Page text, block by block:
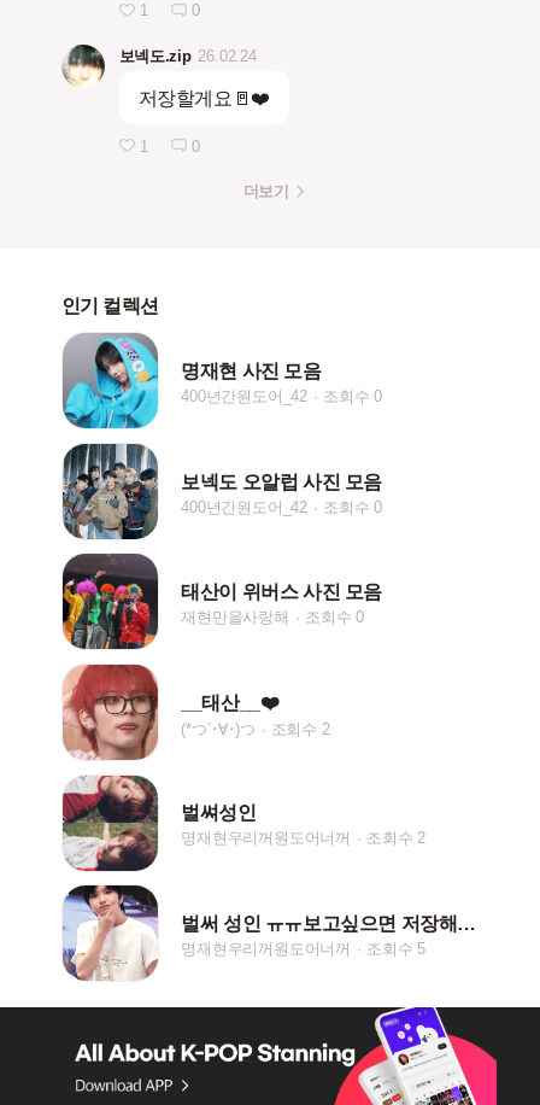
1 0
보넥도.zip 26.02.24
저장할게요🚪❤️
1 0
더보기
인기 컬렉션
명재현 사진 모음
400년간원도어_42 조회수 0
보넥도 오알럽 사진 모음
400년간원도어_42 조회수 0
태산이 위버스 사진 모음
재현만을사랑해 조회수 0
__태산__❤️
(*つ´･∀･)つ 조회수 2
벌쎠성인
명재현우리꺼원도어너꺼 조회수 2
벌써 성인 ㅠㅠ보고싶으면 저장해요 댓글로 부탁해요
명재현우리꺼원도어너꺼 조회수 5